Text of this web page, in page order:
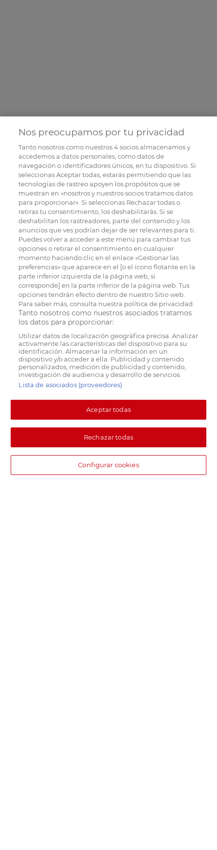
Nos preocupamos por tu privacidad
Tanto nosotros como nuestros4socios almacenamos y
accedemos a datos personales, como datos de
navegación o identificadores únicos, en tu dispositivo. Si
seleccionas Aceptar todas, estarás permitiendo que las
tecnologías de rastreo apoyen los propósitos que se
muestran en «nosotros y nuestros socios tratamos datos
para proporcionar». Si seleccionas Rechazar todas o
retiras tu consentimiento, los deshabilitarás. Si se
deshabilitan los rastreadores, parte del contenido y los
anuncios que ves podrían dejar de ser relevantes para ti.
Puedes volver a acceder a este menú para cambiar tus
opciones o retirar el consentimiento en cualquier
momento haciendo clic en el enlace «Gestionar las
preferencias» que aparece en el [o el ícono flotante en la
parte inferior izquierda de la página web, si
corresponde] en la parte inferior de la página web. Tus
opciones tendrán efecto dentro de nuestro Sitio web.
Para saber más, consulta nuestra política de privacidad.
Tanto nosotros como nuestros asociados tratamos
los datos para proporcionar:
Utilizar datos de localización geográfica precisa. Analizar
activamente las características del dispositivo para su
identificación. Almacenar la información en un
dispositivo y/o acceder a ella. Publicidad y contenido
personalizados, medición de publicidad y contenido,
investigación de audiencia y desarrollo de servicios.
Lista de asociados (proveedores)
Aceptar todas
Rechazar todas
Configurar cookies